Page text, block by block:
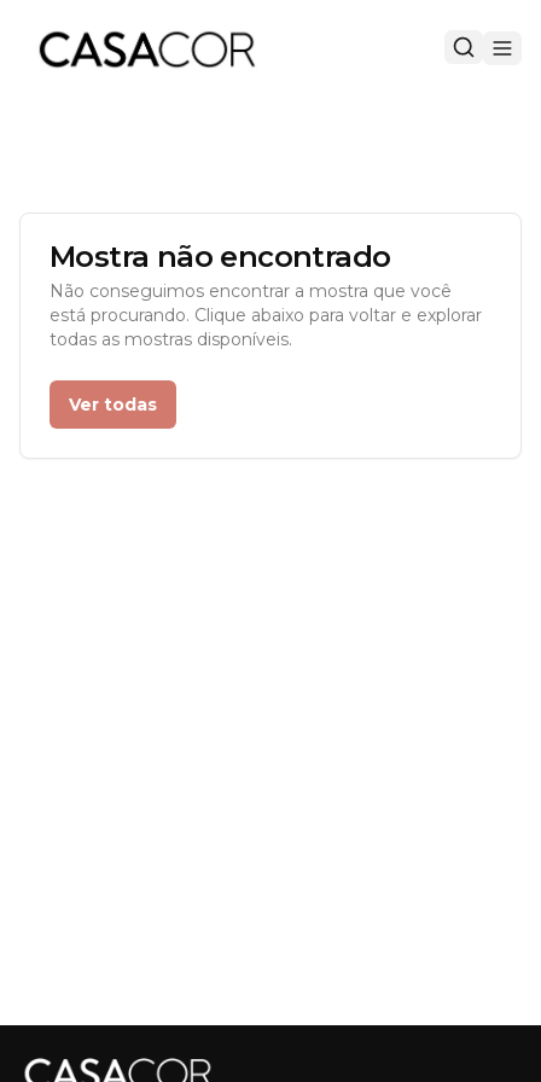
Mostra não encontrado
Não conseguimos encontrar a mostra que você
está procurando. Clique abaixo para voltar e explorar
todas as mostras disponíveis.
Ver todas